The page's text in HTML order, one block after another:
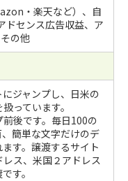
・楽天など）、自
ドセンス広告収益、ア
の他
ジャンプし、日米の
っています。
後です。毎日100の
簡単な文字だけのデ
す。譲渡するサイト
ス、米国２アドレス
す。